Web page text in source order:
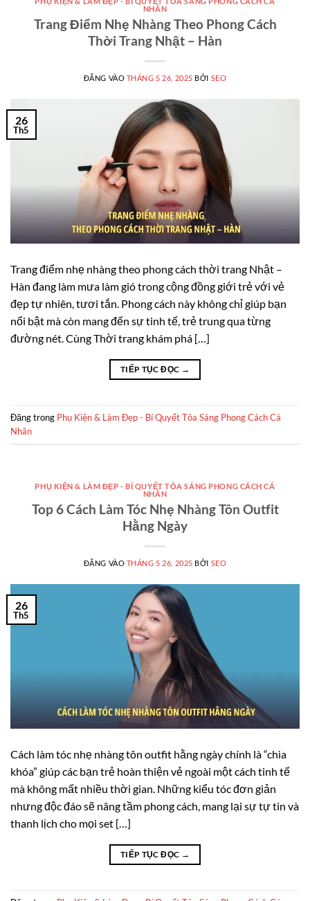
NHÂN
Trang Điểm Nhẹ Nhàng Theo Phong Cách
Thời Trang Nhật – Hàn
ĐĂNG VÀO THÁNG 5 26, 2025 BỞI SEO
26
Th5
Trang điểm nhẹ nhàng theo phong cách thời trang Nhật –
Hàn đang làm mưa làm gió trong cộng đồng giới trẻ với vẻ
đẹp tự nhiên, tươi tắn. Phong cách này không chỉ giúp bạn
nổi bật mà còn mang đến sự tinh tế, trẻ trung qua từng
đường nét. Cùng Thời trang khám phá […]
TIẾP TỤC ĐỌC →
Đăng trong Phụ Kiện & Làm Đẹp - Bí Quyết Tỏa Sáng Phong Cách Cá
Nhân
PHỤ KIỆN & LÀM ĐẸP - BÍ QUYẾT TỎA SÁNG PHONG CÁCH CÁ
NHÂN
Top 6 Cách Làm Tóc Nhẹ Nhàng Tôn Outfit
Hằng Ngày
ĐĂNG VÀO THÁNG 5 26, 2025 BỞI SEO
26
Th5
Cách làm tóc nhẹ nhàng tôn outfit hằng ngày chính là “chìa
khóa” giúp các bạn trẻ hoàn thiện vẻ ngoài một cách tinh tế
mà không mất nhiều thời gian. Những kiểu tóc đơn giản
nhưng độc đáo sẽ nâng tầm phong cách, mang lại sự tự tin và
thanh lịch cho mọi set […]
TIẾP TỤC ĐỌC →